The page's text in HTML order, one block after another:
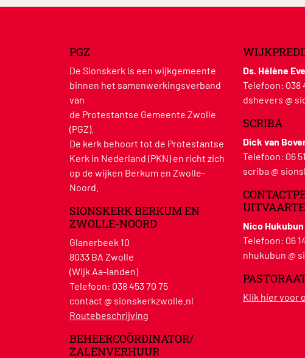
PGZ
De Sionskerk is een wijkgemeente
binnen het samenwerkingsverband
van
de Protestantse Gemeente Zwolle
(PGZ).
De kerk behoort tot de Protestantse
Kerk in Nederland (PKN) en richt zich
op de wijken Berkum en Zwolle-
Noord.
SIONSKERK BERKUM EN
ZWOLLE-NOORD
Glanerbeek 10
8033 BA Zwolle
(Wijk Aa-landen)
Telefoon: 038 453 70 75
contact @ sionskerkzwolle.nl
Routebeschrijving
BEHEERCOÖRDINATOR/
ZALENVERHUUR
Ds. Hélène
Telefoon: 038
dshevers @
SCRIBA
Dick van
Telefoon: 06
scriba @
Nico Hukubun
Telefoon: 06
nhukubun @
Klik hier voor